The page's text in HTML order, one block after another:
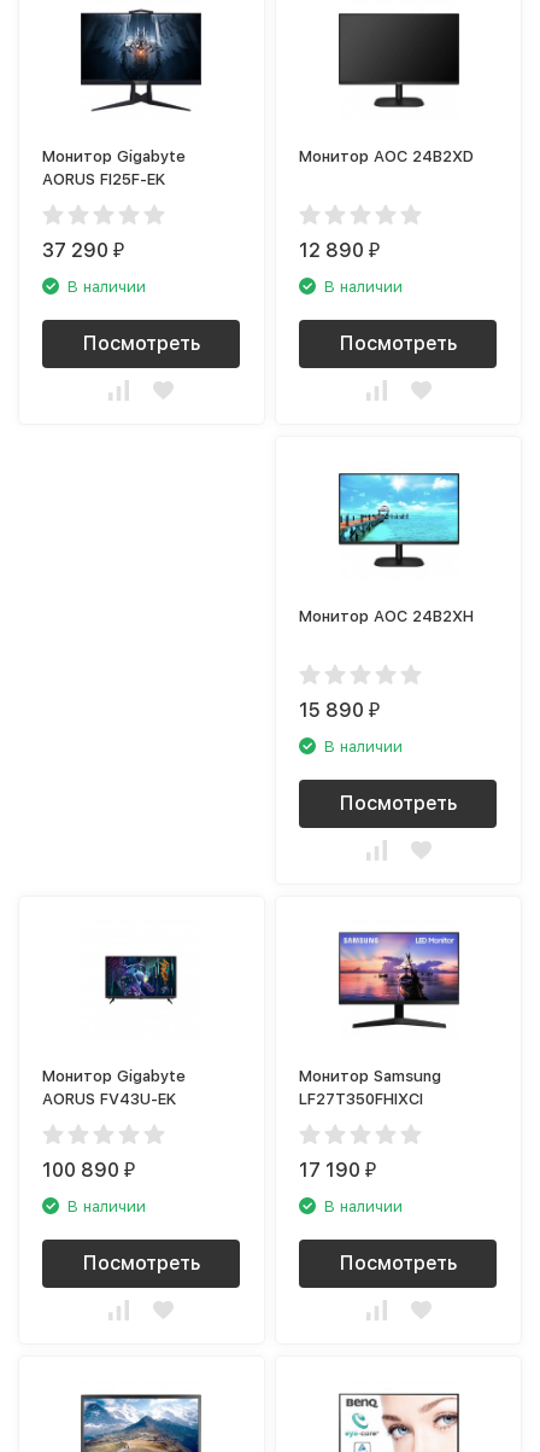
Монитор Gigabyte
AORUS FI25F-EK
37 290₽
В наличии
Посмотреть
Монитор AOC 24B2XD
12 890₽
В наличии
Посмотреть
Монитор AOC 24B2XH
15 890₽
В наличии
Посмотреть
Монитор Gigabyte
AORUS FV43U-EK
100 890₽
В наличии
Посмотреть
Монитор Samsung
LF27T350FHIXCI
17 190₽
В наличии
Посмотреть